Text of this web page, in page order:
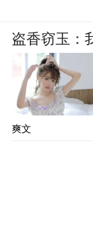
盗香窃玉：
爽文